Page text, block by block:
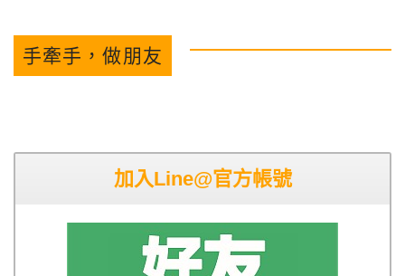
手牽手，做朋友
加入Line@官方帳號